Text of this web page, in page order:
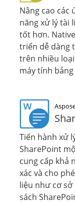
Nâng cao các
năng xử lý tài
tốt hơn.
triển dễ dàng
trên nhiều
máy tính
Tiến hành xử
SharePoint
cung cấp khả
xác và cho
liệu như cơ sở
sách